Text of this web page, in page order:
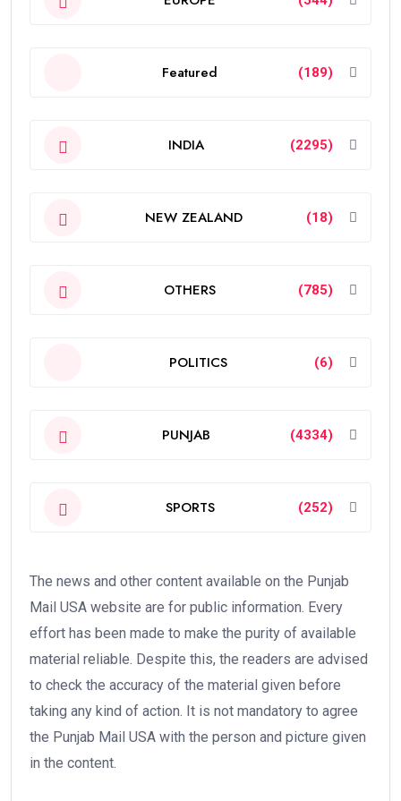
Featured (189)
INDIA (2295)
NEW ZEALAND (18)
OTHERS (785)
POLITICS (6)
PUNJAB (4334)
SPORTS (252)
The news and other content available on the Punjab
Mail USA website are for public information. Every
effort has been made to make the purity of available
material reliable. Despite this, the readers are advised
to check the accuracy of the material given before
taking any kind of action. It is not mandatory to agree
the Punjab Mail USA with the person and picture given
in the content.